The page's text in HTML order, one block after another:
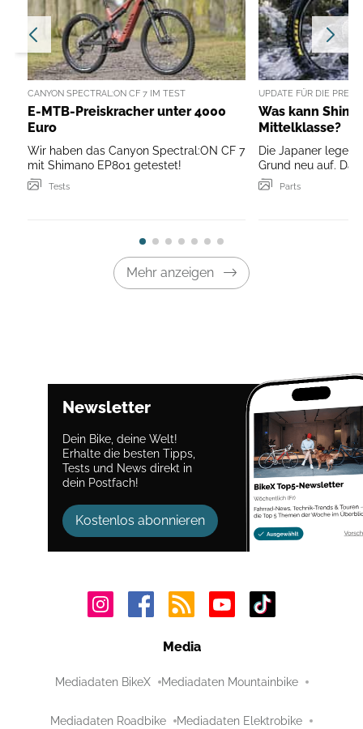
CANYON SPECTRAL:ON CF 7 IM TEST
E-MTB-Preiskracher unter 4000
Euro
Wir haben das Canyon Spectral:ON CF 7
mit Shimano EP801 getestet!
Tests
UPDATE FÜR DIE
Was kann
Mittelklasse?
Die Japaner legen
Grund neu auf.
Parts
Mehr anzeigen
Newsletter
Dein Bike, deine Welt!
Erhalte die besten Tipps,
Tests und News direkt in
dein Postfach!
Kostenlos abonnieren
Media
Mediadaten BikeX Mediadaten Mountainbike
Mediadaten Roadbike Mediadaten Elektrobike